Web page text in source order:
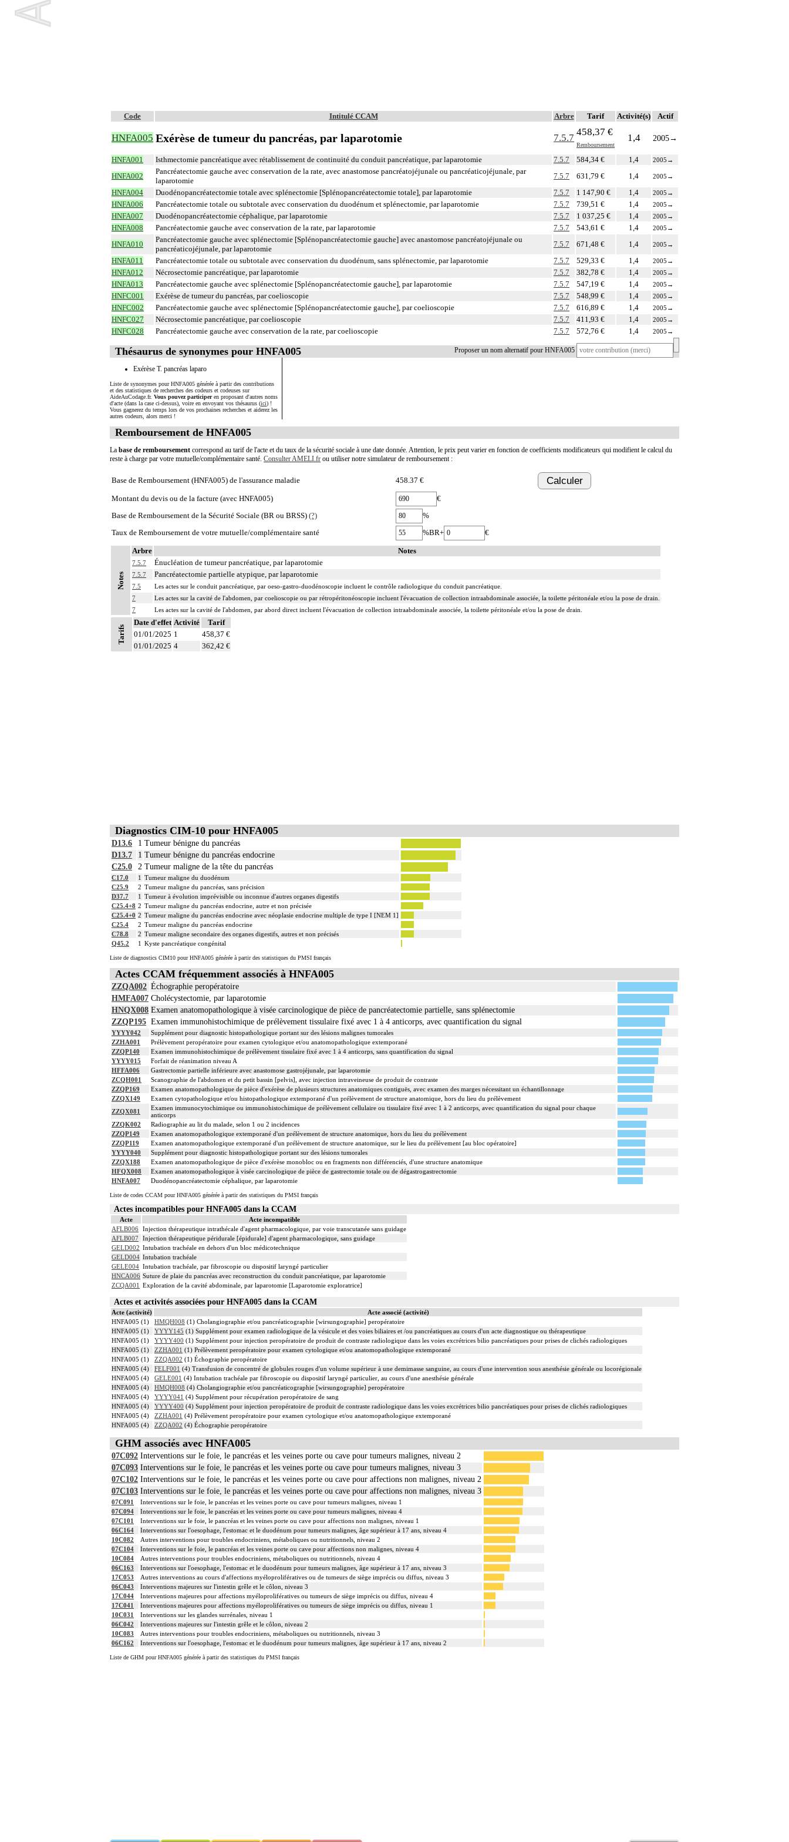
Code Intitulé CCAM Arbre Tarif Activité(s) Actif
HNFA005 Exérèse de tumeur du pancréas, par laparotomie 7.5.7
458,37 €
Remboursement
1,4 2005→
HNFA001 Isthmectomie pancréatique avec rétablissement de continuité du conduit pancréatique, par laparotomie 7.5.7 584,34 € 1,4 2005 →
HNFA002
Pancréatectomie gauche avec conservation de la rate, avec anastomose pancréatojéjunale ou pancréaticojéjunale, par
laparotomie
7.5.7 631,79 € 1,4 2005 →
HNFA004 Duodénopancréatectomie totale avec splénectomie [Splénopancréatectomie totale], par laparotomie 7.5.7 1 147,90 € 1,4 2005 →
HNFA006 Pancréatectomie totale ou subtotale avec conservation du duodénum et splénectomie, par laparotomie 7.5.7 739,51 € 1,4 2005 →
HNFA007 Duodénopancréatectomie céphalique, par laparotomie 7.5.7 1 037,25 € 1,4 2005 →
HNFA008 Pancréatectomie gauche avec conservation de la rate, par laparotomie 7.5.7 543,61 € 1,4 2005 →
HNFA010
Pancréatectomie gauche avec splénectomie [Splénopancréatectomie gauche] avec anastomose pancréatojéjunale ou
pancréaticojéjunale, par laparotomie
7.5.7 671,48 € 1,4 2005 →
HNFA011 Pancréatectomie totale ou subtotale avec conservation du duodénum, sans splénectomie, par laparotomie 7.5.7 529,33 € 1,4 2005 →
HNFA012 Nécrosectomie pancréatique, par laparotomie 7.5.7 382,78 € 1,4 2005 →
HNFA013 Pancréatectomie gauche avec splénectomie [Splénopancréatectomie gauche], par laparotomie 7.5.7 547,19 € 1,4 2005 →
HNFC001 Exérèse de tumeur du pancréas, par coelioscopie 7.5.7 548,99 € 1,4 2005 →
HNFC002 Pancréatectomie gauche avec splénectomie [Splénopancréatectomie gauche], par coelioscopie 7.5.7 616,89 € 1,4 2005 →
HNFC027 Nécrosectomie pancréatique, par coelioscopie 7.5.7 411,93 € 1,4 2005 →
HNFC028 Pancréatectomie gauche avec conservation de la rate, par coelioscopie 7.5.7 572,76 € 1,4 2005 →
Proposer un nom alternatif pour HNFA005
Thésaurus de synonymes pour HNFA005
Exérèse T. pancréas laparo
Liste de synonymes pour HNFA005 générée à partir des contributions
et des statistiques de recherches des codeurs et codeuses sur
AideAuCodage.fr. Vous pouvez participeren proposant d'autres noms
d'acte (dans la case ci-dessus), voire en envoyant vos thésaurus (ici) !
Vous gagnerez du temps lors de vos prochaines recherches et aiderez les
autres codeurs, alors merci !
Remboursement de HNFA005
La base de remboursement correspond au tarif de l'acte et du taux de la sécurité sociale à une date donnée. Attention, le prix peut varier en fonction de coefficients modificateurs qui modifient le calcul du
reste à charge par votre mutuelle/complémentaire santé. Consulter AMELI.fr ou utiliser notre simulateur de remboursement :
Base de Remboursement (HNFA005) de l'assurance maladie 458.37 € Calculer
Montant du devis ou de la facture (avec HNFA005)
€
Base de Remboursement de la Sécurité Sociale (BR ou BRSS) (?)
%
Taux de Remboursement de votre mutuelle/complémentaire santé
%BR+ €
Notes
Arbre Notes
7.5.7 Énucléation de tumeur pancréatique, par laparotomie
7.5.7 Pancréatectomie partielle atypique, par laparotomie
7.5
Les actes sur le conduit pancréatique, par oeso-gastro-duodénoscopie incluent le contrôle radiologique du conduit pancréatique.
7
Les actes sur la cavité de l'abdomen, par coelioscopie ou par rétropéritonéoscopie incluent l'évacuation de collection intraabdominale associée, la toilette péritonéale et/ou la pose de drain.
7
Les actes sur la cavité de l'abdomen, par abord direct incluent l'évacuation de collection intraabdominale associée, la toilette péritonéale et/ou la pose de drain.
Tarifs
Date d'effet Activité
Tarif
01/01/2025 1
458,37 €
01/01/2025 4 362,42 €
Diagnostics CIM-10 pour HNFA005
D13.6 1 Tumeur bénigne du pancréas
D13.7
1 Tumeur bénigne du pancréas endocrine
C25.0
2 Tumeur maligne de la tête du pancréas
C17.0 1 Tumeur maligne du duodénum
C25.9
2 Tumeur maligne du pancréas, sans précision
D37.7
1 Tumeur à évolution imprévisible ou inconnue d'autres organes digestifs
C25.4+8 2 Tumeur maligne du pancréas endocrine, autre et non précisée
C25.4+0 2 Tumeur maligne du pancréas endocrine avec néoplasie endocrine multiple de type I [NEM 1]
C25.4
2 Tumeur maligne du pancréas endocrine
C78.8
2 Tumeur maligne secondaire des organes digestifs, autres et non précisés
Q45.2
1 Kyste pancréatique congénital
Liste de diagnostics CIM10 pour HNFA005 générée à partir des statistiques du PMSI français
Actes CCAM fréquemment associés à HNFA005
ZZQA002 Échographie peropératoire
HMFA007 Cholécystectomie, par laparotomie
HNQX008 Examen anatomopathologique à visée carcinologique de pièce de pancréatectomie partielle, sans splénectomie
ZZQP195 Examen immunohistochimique de prélèvement tissulaire fixé avec 1 à 4 anticorps, avec quantification du signal
YYYY042
Supplément pour diagnostic histopathologique portant sur des lésions malignes tumorales
ZZHA001
Prélèvement peropératoire pour examen cytologique et/ou anatomopathologique extemporané
ZZQP140
Examen immunohistochimique de prélèvement tissulaire fixé avec 1 à 4 anticorps, sans quantification du signal
YYYY015
Forfait de réanimation niveau A
HFFA006
Gastrectomie partielle inférieure avec anastomose gastrojéjunale, par laparotomie
ZCQH001
Scanographie de l'abdomen et du petit bassin [pelvis], avec injection intraveineuse de produit de contraste
ZZQP169
Examen anatomopathologique de pièce d'exérèse de plusieurs structures anatomiques contiguës, avec examen des marges nécessitant un échantillonnage
ZZQX149
Examen cytopathologique et/ou histopathologique extemporané d'un prélèvement de structure anatomique, hors du lieu du prélèvement
ZZQX081
Examen immunocytochimique ou immunohistochimique de prélèvement cellulaire ou tissulaire fixé avec 1 à 2 anticorps, avec quantification du signal pour chaque
anticorps
ZZQK002
Radiographie au lit du malade, selon 1 ou 2 incidences
ZZQP149
Examen anatomopathologique extemporané d'un prélèvement de structure anatomique, hors du lieu du prélèvement
ZZQP119
Examen anatomopathologique extemporané d'un prélèvement de structure anatomique, sur le lieu du prélèvement [au bloc opératoire]
YYYY040
Supplément pour diagnostic histopathologique portant sur des lésions tumorales
ZZQX188
Examen anatomopathologique de pièce d'exérèse monobloc ou en fragments non différenciés, d'une structure anatomique
HFQX008
Examen anatomopathologique à visée carcinologique de pièce de gastrectomie totale ou de dégastrogastrectomie
HNFA007
Duodénopancréatectomie céphalique, par laparotomie
Liste de codes CCAM pour HNFA005 générée à partir des statistiques du PMSI français
Actes incompatibles pour HNFA005 dans la CCAM
Acte
Acte incompatible
AFLB006 Injection thérapeutique intrathécale d'agent pharmacologique, par voie transcutanée sans guidage
AFLB007
Injection thérapeutique péridurale [épidurale] d'agent pharmacologique, sans guidage
GELD002 Intubation trachéale en dehors d'un bloc médicotechnique
GELD004 Intubation trachéale
GELE004 Intubation trachéale, par fibroscopie ou dispositif laryngé particulier
HNCA006 Suture de plaie du pancréas avec reconstruction du conduit pancréatique, par laparotomie
ZCQA001 Exploration de la cavité abdominale, par laparotomie [Laparotomie exploratrice]
Actes et activités associées pour HNFA005 dans la CCAM
Acte (activité)
Acte associé (activité)
HNFA005 (1)
HMQH008 (1) Cholangiographie et/ou pancréaticographie [wirsungographie] peropératoire
HNFA005 (1)
YYYY145 (1) Supplément pour examen radiologique de la vésicule et des voies biliaires et /ou pancréatiques au cours d'un acte diagnostique ou thérapeutique
HNFA005 (1)
YYYY400 (1) Supplément pour injection peropératoire de produit de contraste radiologique dans les voies excrétrices bilio pancréatiques pour prises de clichés radiologiques
HNFA005 (1)
ZZHA001 (1) Prélèvement peropératoire pour examen cytologique et/ou anatomopathologique extemporané
HNFA005 (1)
ZZQA002 (1) Échographie peropératoire
HNFA005 (4)
FELF001 (4) Transfusion de concentré de globules rouges d'un volume supérieur à une demimasse sanguine, au cours d'une intervention sous anesthésie générale ou locorégionale
HNFA005 (4)
GELE001 (4) Intubation trachéale par fibroscopie ou dispositif laryngé particulier, au cours d'une anesthésie générale
HNFA005 (4)
HMQH008 (4) Cholangiographie et/ou pancréaticographie [wirsungographie] peropératoire
HNFA005 (4)
YYYY041 (4) Supplément pour récupération peropératoire de sang
HNFA005 (4)
YYYY400 (4) Supplément pour injection peropératoire de produit de contraste radiologique dans les voies excrétrices bilio pancréatiques pour prises de clichés radiologiques
HNFA005 (4)
ZZHA001 (4) Prélèvement peropératoire pour examen cytologique et/ou anatomopathologique extemporané
HNFA005 (4)
ZZQA002 (4) Échographie peropératoire
GHM associés avec HNFA005
07C092 Interventions sur le foie, le pancréas et les veines porte ou cave pour tumeurs malignes, niveau 2
07C093 Interventions sur le foie, le pancréas et les veines porte ou cave pour tumeurs malignes, niveau 3
07C102 Interventions sur le foie, le pancréas et les veines porte ou cave pour affections non malignes, niveau 2
07C103 Interventions sur le foie, le pancréas et les veines porte ou cave pour affections non malignes, niveau 3
07C091
Interventions sur le foie, le pancréas et les veines porte ou cave pour tumeurs malignes, niveau 1
07C094
Interventions sur le foie, le pancréas et les veines porte ou cave pour tumeurs malignes, niveau 4
07C101
Interventions sur le foie, le pancréas et les veines porte ou cave pour affections non malignes, niveau 1
06C164
Interventions sur l'oesophage, l'estomac et le duodénum pour tumeurs malignes, âge supérieur à 17 ans, niveau 4
10C082
Autres interventions pour troubles endocriniens, métaboliques ou nutritionnels, niveau 2
07C104
Interventions sur le foie, le pancréas et les veines porte ou cave pour affections non malignes, niveau 4
10C084
Autres interventions pour troubles endocriniens, métaboliques ou nutritionnels, niveau 4
06C163
Interventions sur l'oesophage, l'estomac et le duodénum pour tumeurs malignes, âge supérieur à 17 ans, niveau 3
17C053
Autres interventions au cours d'affections myéloprolifératives ou de tumeurs de siège imprécis ou diffus, niveau 3
06C043
Interventions majeures sur l'intestin grêle et le côlon, niveau 3
17C044
Interventions majeures pour affections myéloprolifératives ou tumeurs de siège imprécis ou diffus, niveau 4
17C041
Interventions majeures pour affections myéloprolifératives ou tumeurs de siège imprécis ou diffus, niveau 1
10C031
Interventions sur les glandes surrénales, niveau 1
06C042
Interventions majeures sur l'intestin grêle et le côlon, niveau 2
10C083
Autres interventions pour troubles endocriniens, métaboliques ou nutritionnels, niveau 3
06C162
Interventions sur l'oesophage, l'estomac et le duodénum pour tumeurs malignes, âge supérieur à 17 ans, niveau 2
Liste de GHM pour HNFA005 générée à partir des statistiques du PMSI français